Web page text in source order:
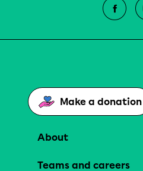
Make a donation
About
Teams and careers